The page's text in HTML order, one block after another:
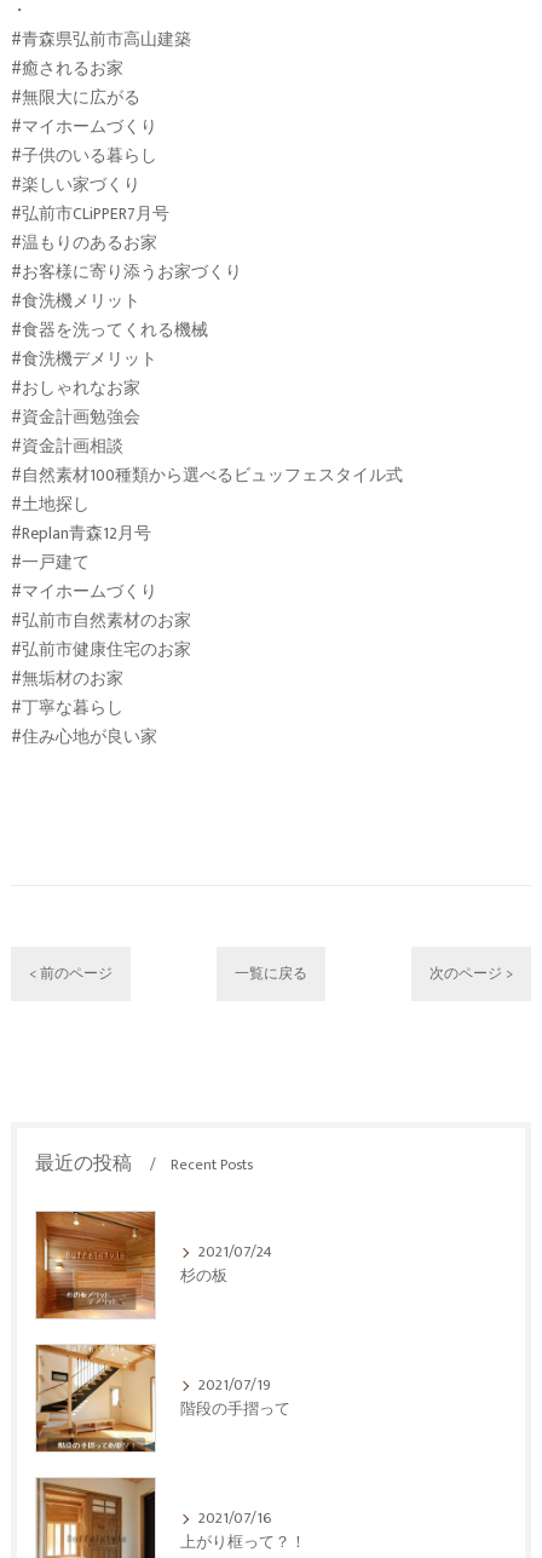
・
#青森県弘前市高山建築
#癒されるお家
#無限大に広がる
#マイホームづくり
#子供のいる暮らし
#楽しい家づくり
#弘前市CLiPPER7月号
#温もりのあるお家
#お客様に寄り添うお家づくり
#食洗機メリット
#食器を洗ってくれる機械
#食洗機デメリット
#おしゃれなお家
#資金計画勉強会
#資金計画相談
#自然素材100種類から選べるビュッフェスタイル式
#土地探し
#Replan青森12月号
#一戸建て
#マイホームづくり
#弘前市自然素材のお家
#弘前市健康住宅のお家
#無垢材のお家
#丁寧な暮らし
#住み心地が良い家
< 前のページ 一覧に戻る 次のページ >
最近の投稿 Recent Posts
2021/07/24
杉の板
2021/07/19
階段の手摺って
2021/07/16
上がり框って？！